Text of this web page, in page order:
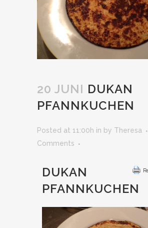
20 JUNI DUKAN
PFANNKUCHEN
Posted at 11:00h in by Theresa
Comments
DUKAN
PFANNKUCHEN